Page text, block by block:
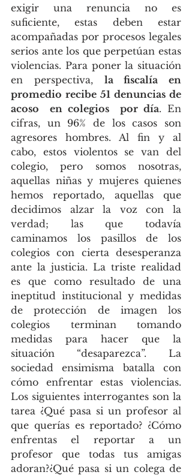
exigir una renuncia no es
suficiente, estas deben estar
acompañadas por procesos legales
serios ante los que perpetúan estas
violencias. Para poner la situación
en perspectiva, la fiscalía en
promedio recibe 51 denuncias de
acoso  en colegios  por día. En
cifras, un 96% de los casos son
agresores hombres. Al fin y al
cabo, estos violentos se van del
colegio, pero somos nosotras,
aquellas niñas y mujeres quienes
hemos reportado, aquellas que
decidimos alzar la voz con la
verdad; las que todavía
caminamos los pasillos de los
colegios con cierta desesperanza
ante la justicia. La triste realidad
es que como resultado de una
ineptitud institucional y medidas
de protección de imagen los
colegios terminan tomando
medidas para hacer que la
situación “desaparezca”. La
sociedad ensimisma batalla con
cómo enfrentar estas violencias.
Los siguientes interrogantes son la
tarea ¿Qué pasa si un profesor al
que querías es reportado? ¿Cómo
enfrentas el reportar a un
profesor que todas tus amigas
adoran?¿Qué pasa si un colega de